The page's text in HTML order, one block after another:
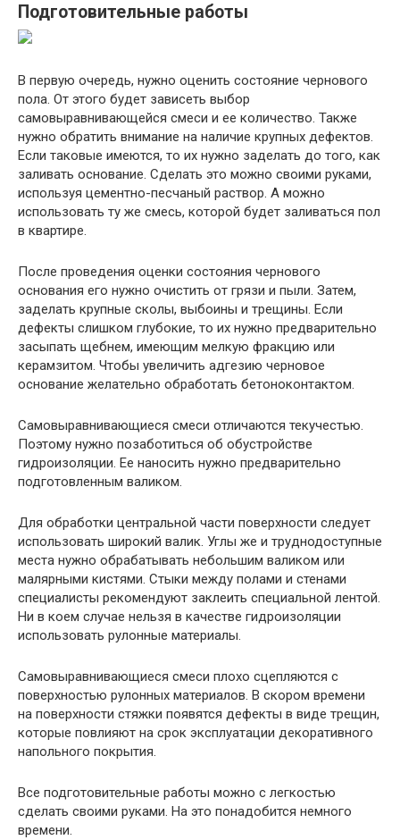
Подготовительные работы
В первую очередь, нужно оценить состояние чернового
пола. От этого будет зависеть выбор
самовыравнивающейся смеси и ее количество. Также
нужно обратить внимание на наличие крупных дефектов.
Если таковые имеются, то их нужно заделать до того, как
заливать основание. Сделать это можно своими руками,
используя цементно-песчаный раствор. А можно
использовать ту же смесь, которой будет заливаться пол
в квартире.
После проведения оценки состояния чернового
основания его нужно очистить от грязи и пыли. Затем,
заделать крупные сколы, выбоины и трещины. Если
дефекты слишком глубокие, то их нужно предварительно
засыпать щебнем, имеющим мелкую фракцию или
керамзитом. Чтобы увеличить адгезию черновое
основание желательно обработать бетоноконтактом.
Самовыравнивающиеся смеси отличаются текучестью.
Поэтому нужно позаботиться об обустройстве
гидроизоляции. Ее наносить нужно предварительно
подготовленным валиком.
Для обработки центральной части поверхности следует
использовать широкий валик. Углы же и труднодоступные
места нужно обрабатывать небольшим валиком или
малярными кистями. Стыки между полами и стенами
специалисты рекомендуют заклеить специальной лентой.
Ни в коем случае нельзя в качестве гидроизоляции
использовать рулонные материалы.
Самовыравнивающиеся смеси плохо сцепляются с
поверхностью рулонных материалов. В скором времени
на поверхности стяжки появятся дефекты в виде трещин,
которые повлияют на срок эксплуатации декоративного
напольного покрытия.
Все подготовительные работы можно с легкостью
сделать своими руками. На это понадобится немного
времени.